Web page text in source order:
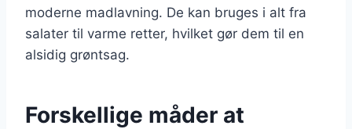
moderne madlavning. De kan bruges i alt fra
salater til varme retter, hvilket gør dem til en
alsidig grøntsag.
Forskellige måder at